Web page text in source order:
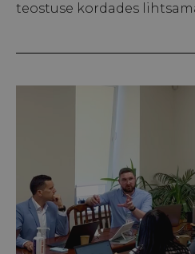
teostuse kordades